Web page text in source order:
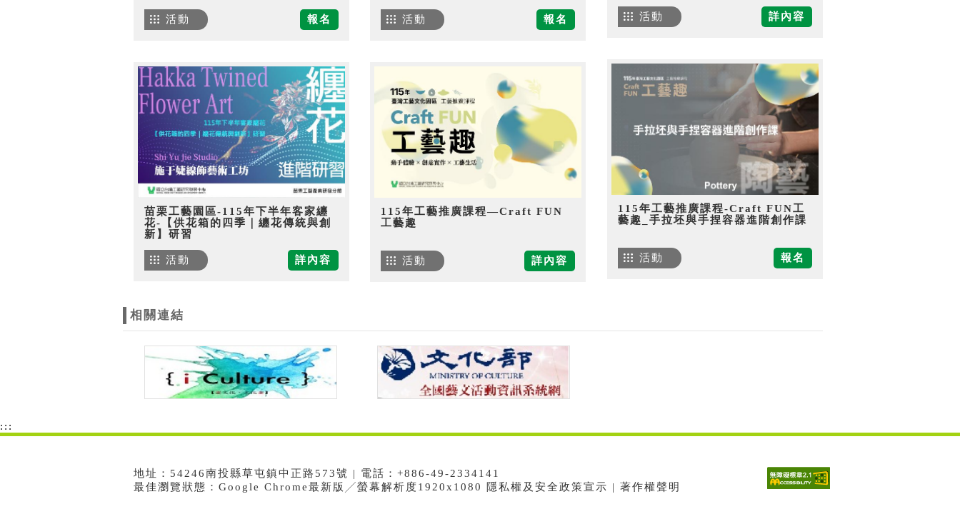
報名
活動 報名
活動 詳內容
活動
115年工藝推廣課程-Craft FUN工
藝趣_手拉坯與手捏容器進階創作課
報名
活動
苗栗工藝園區-115年下半年客家纏
花-【供花箱的四季｜纏花傳統與創
新】研習
詳內容
活動
115年工藝推廣課程—Craft FUN
工藝趣
詳內容
活動
相關連結
:::
地址：54246南投縣草屯鎮中正路573號 | 電話：+886-49-2334141
最佳瀏覽狀態：Google Chrome最新版╱螢幕解析度1920x1080 隱私權及安全政策宣示 | 著作權聲明